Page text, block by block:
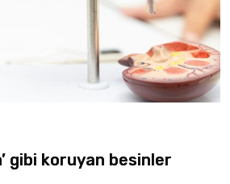
gibi koruyan besinler